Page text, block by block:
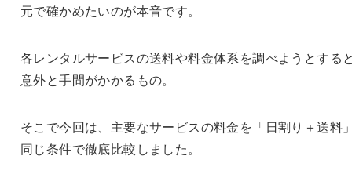
元で確かめたいのが本音です。
各レンタルサービスの送料や料金体系を調べようとする
意外と手間がかかるもの。
そこで今回は、主要なサービスの料金を「日割り＋送料
同じ条件で徹底比較しました。